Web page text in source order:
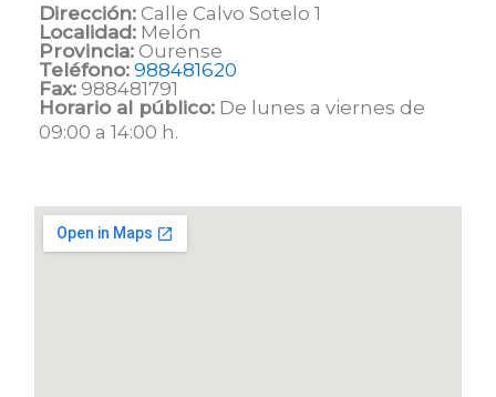
Dirección: Calle Calvo Sotelo 1
Localidad: Melón
Provincia: Ourense
Teléfono: 988481620
Fax: 988481791
Horario al público: De lunes a viernes de
09:00 a 14:00 h.